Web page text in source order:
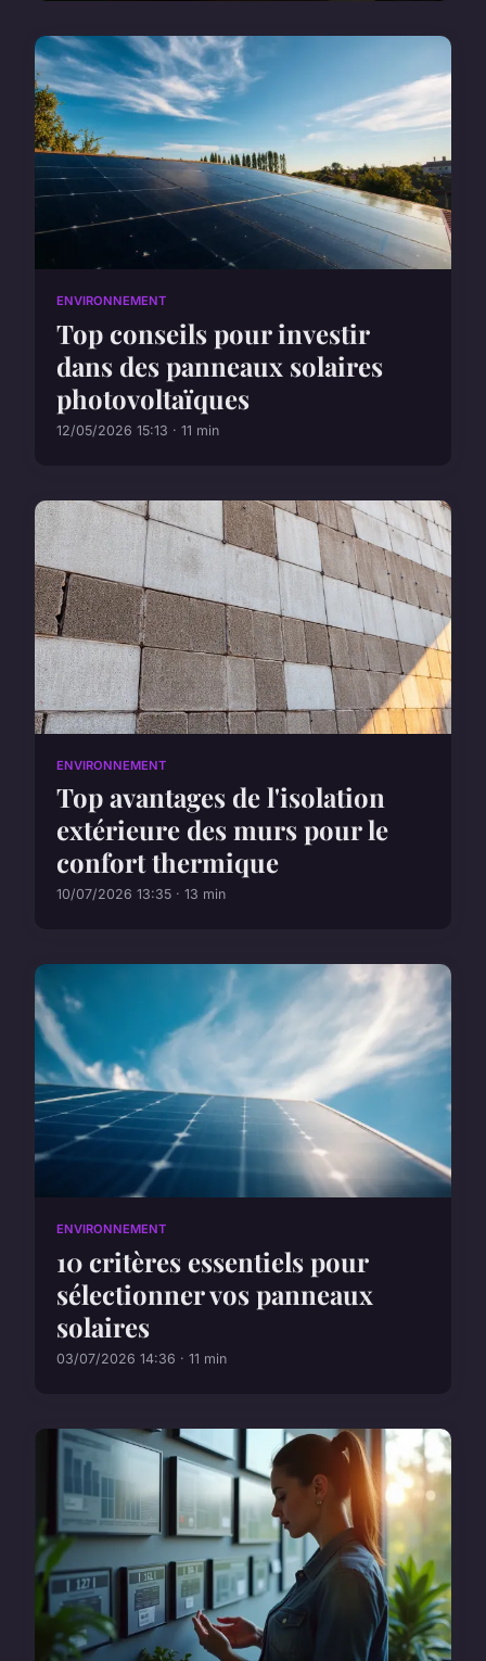
ENVIRONNEMENT
Top conseils pour investir
dans des panneaux solaires
photovoltaïques
12/05/2026 15:13 · 11 min
ENVIRONNEMENT
Top avantages de l'isolation
extérieure des murs pour le
confort thermique
10/07/2026 13:35 · 13 min
ENVIRONNEMENT
10 critères essentiels pour
sélectionner vos panneaux
solaires
03/07/2026 14:36 · 11 min